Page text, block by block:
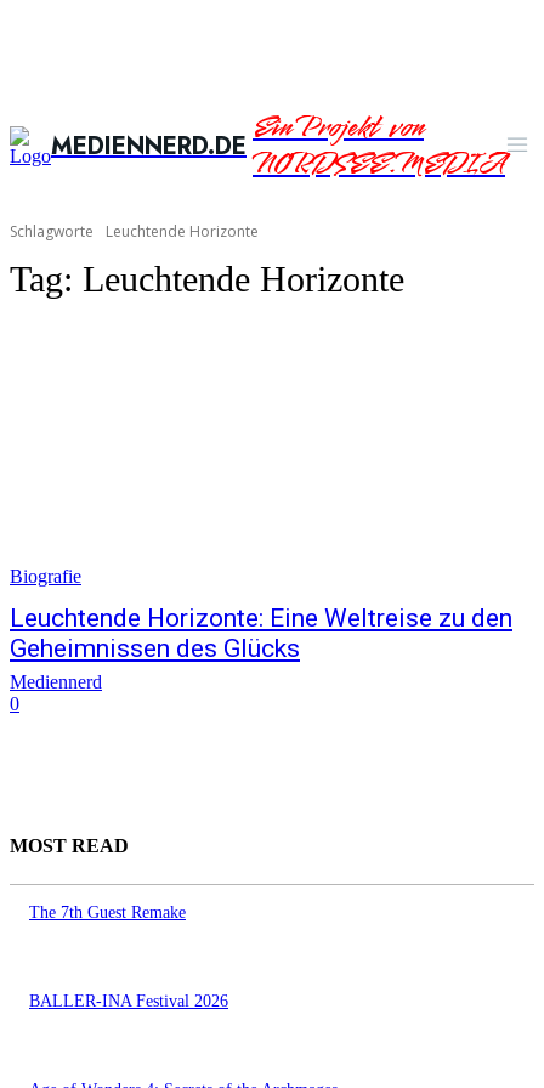
MEDIENNERD.DEEin Projekt von
NORDSEE.MEDIA
Schlagworte Leuchtende Horizonte
Tag: Leuchtende Horizonte
Biografie
Leuchtende Horizonte: Eine Weltreise zu den
Geheimnissen des Glücks
Mediennerd
0
MOST READ
The 7th Guest Remake
BALLER-INA Festival 2026